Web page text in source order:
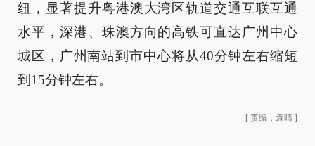
纽，显著提升粤港澳大湾区轨道交通互联互通
水平，深港、珠澳方向的高铁可直达广州中心
城区，广州南站到市中心将从40分钟左右缩短
到15分钟左右。
[ 责编：袁晴 ]